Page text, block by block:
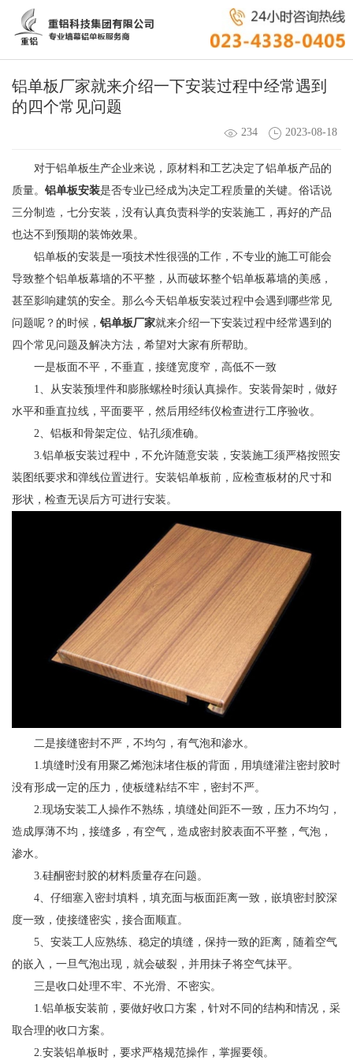
铝单板厂家就来介绍一下安装过程中经常遇到
的四个常见问题
234 2023-08-18
对于铝单板生产企业来说，原材料和工艺决定了铝单板产品的
质量。 铝单板安装是否专业已经成为决定工程质量的关键。俗话说
三分制造，七分安装，没有认真负责科学的安装施工，再好的产品
也达不到预期的装饰效果。
铝单板的安装是一项技术性很强的工作，不专业的施工可能会
导致整个铝单板幕墙的不平整，从而破坏整个铝单板幕墙的美感，
甚至影响建筑的安全。那么今天铝单板安装过程中会遇到哪些常见
问题呢？的时候， 铝单板厂家就来介绍一下安装过程中经常遇到的
四个常见问题及解决方法，希望对大家有所帮助。
一是板面不平，不垂直，接缝宽度窄，高低不一致
1、从安装预埋件和膨胀螺栓时须认真操作。安装骨架时，做好
水平和垂直拉线，平面要平，然后用经纬仪检查进行工序验收。
2、铝板和骨架定位、钻孔须准确。
3.铝单板安装过程中，不允许随意安装，安装施工须严格按照安
装图纸要求和弹线位置进行。安装铝单板前，应检查板材的尺寸和
形状，检查无误后方可进行安装。
二是接缝密封不严，不均匀，有气泡和渗水。
1.填缝时没有用聚乙烯泡沫堵住板的背面，用填缝灌注密封胶时
没有形成一定的压力，使板缝粘结不牢，密封不严。
2.现场安装工人操作不熟练，填缝处间距不一致，压力不均匀，
造成厚薄不均，接缝多，有空气，造成密封胶表面不平整，气泡，
渗水。
3.硅酮密封胶的材料质量存在问题。
4、仔细塞入密封填料，填充面与板面距离一致，嵌填密封胶深
度一致，使接缝密实，接合面顺直。
5、安装工人应熟练、稳定的填缝，保持一致的距离，随着空气
的嵌入，一旦气泡出现，就会破裂，并用抹子将空气抹平。
三是收口处理不牢、不光滑、不密实。
1.铝单板安装前，要做好收口方案，针对不同的结构和情况，采
取合理的收口方案。
2.安装铝单板时，要求严格规范操作，掌握要领。